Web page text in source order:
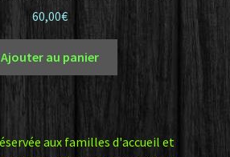
60,00€
Ajouter au panier